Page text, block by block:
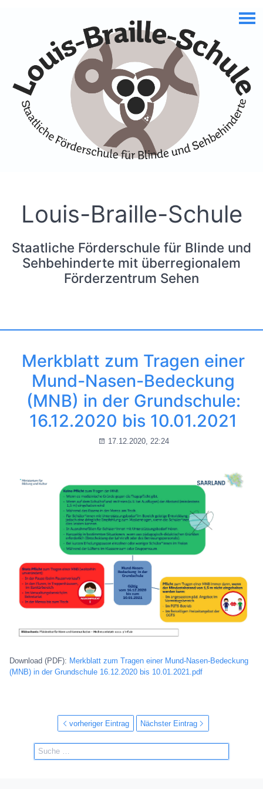
Louis-Braille-Schule
Staatliche Förderschule für Blinde und
Sehbehinderte mit überregionalem
Förderzentrum Sehen
Merkblatt zum Tragen einer
Mund-Nasen-Bedeckung
(MNB) in der Grundschule:
16.12.2020 bis 10.01.2021
17.12.2020, 22:24
Download (PDF): Merkblatt zum Tragen einer Mund-Nasen-Bedeckung
(MNB) in der Grundschule 16.12.2020 bis 10.01.2021.pdf
vorheriger Eintrag Nächster Eintrag